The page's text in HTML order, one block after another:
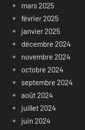
mars 2025
février 2025
janvier 2025
décembre 2024
novembre 2024
octobre 2024
septembre 2024
août 2024
juillet 2024
juin 2024